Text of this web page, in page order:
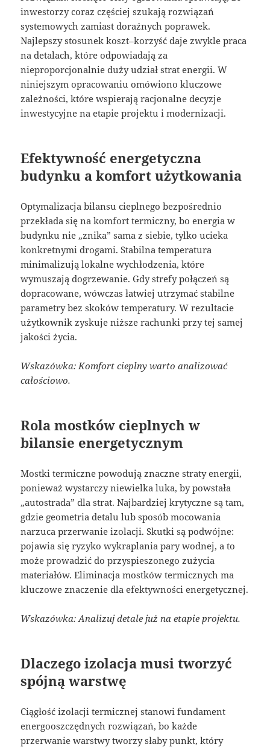
inwestorzy coraz częściej szukają rozwiązań
systemowych zamiast doraźnych poprawek.
Najlepszy stosunek koszt–korzyść daje zwykle praca
na detalach, które odpowiadają za
nieproporcjonalnie duży udział strat energii. W
niniejszym opracowaniu omówiono kluczowe
zależności, które wspierają racjonalne decyzje
inwestycyjne na etapie projektu i modernizacji.
Efektywność energetyczna
budynku a komfort użytkowania
Optymalizacja bilansu cieplnego bezpośrednio
przekłada się na komfort termiczny, bo energia w
budynku nie „znika” sama z siebie, tylko ucieka
konkretnymi drogami. Stabilna temperatura
minimalizują lokalne wychłodzenia, które
wymuszają dogrzewanie. Gdy strefy połączeń są
dopracowane, wówczas łatwiej utrzymać stabilne
parametry bez skoków temperatury. W rezultacie
użytkownik zyskuje niższe rachunki przy tej samej
jakości życia.
Wskazówka: Komfort cieplny warto analizować
całościowo.
Rola mostków cieplnych w
bilansie energetycznym
Mostki termiczne powodują znaczne straty energii,
ponieważ wystarczy niewielka luka, by powstała
„autostrada” dla strat. Najbardziej krytyczne są tam,
gdzie geometria detalu lub sposób mocowania
narzuca przerwanie izolacji. Skutki są podwójne:
pojawia się ryzyko wykraplania pary wodnej, a to
może prowadzić do przyspieszonego zużycia
materiałów. Eliminacja mostków termicznych ma
kluczowe znaczenie dla efektywności energetycznej.
Wskazówka: Analizuj detale już na etapie projektu.
Dlaczego izolacja musi tworzyć
spójną warstwę
Ciągłość izolacji termicznej stanowi fundament
energooszczędnych rozwiązań, bo każde
przerwanie warstwy tworzy słaby punkt, który